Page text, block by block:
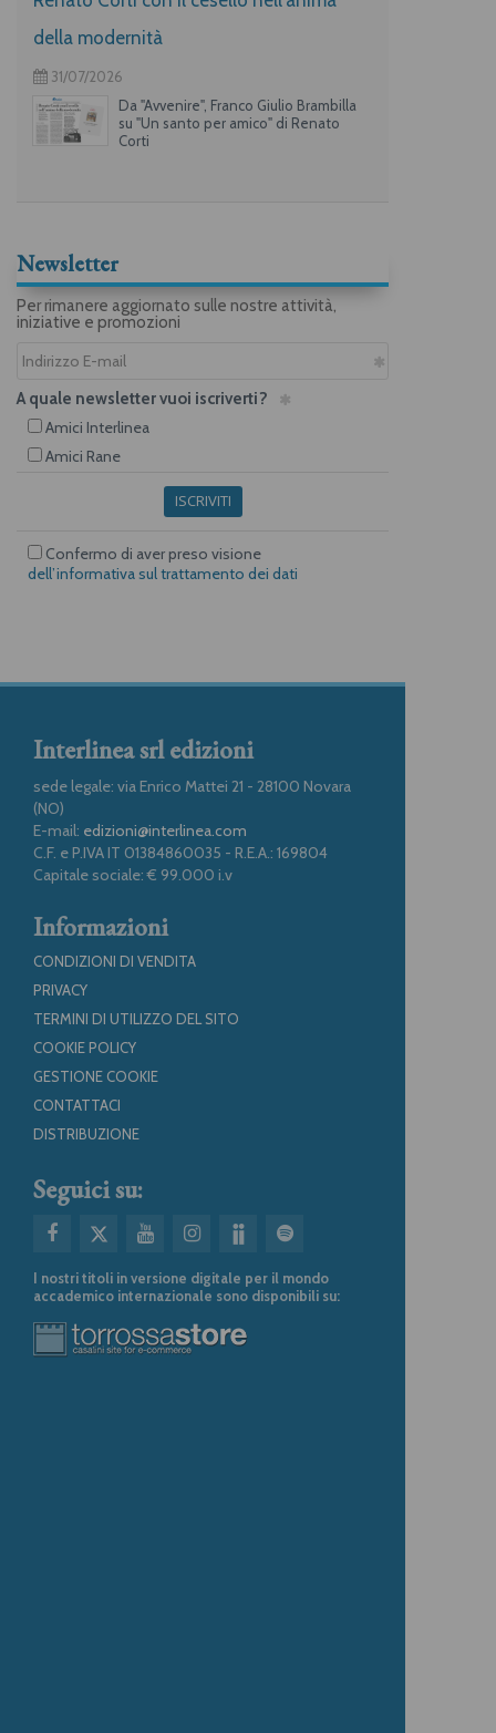
della modernità
31/07/2026
Da "Avvenire", Franco Giulio Brambilla
su "Un santo per amico" di Renato
Corti
Newsletter
Per rimanere aggiornato sulle nostre attività,
iniziative e promozioni
A quale newsletter vuoi iscriverti?
Amici Interlinea
Amici Rane
ISCRIVITI
Confermo di aver preso visione
dell’informativa sul trattamento dei dati
Interlinea srl edizioni
sede legale: via Enrico Mattei 21 - 28100 Novara
(NO)
E-mail: edizioni@interlinea.com
C.F. e P.IVA IT 01384860035 - R.E.A.: 169804
Capitale sociale: € 99.000 i.v
Informazioni
CONDIZIONI DI VENDITA
PRIVACY
TERMINI DI UTILIZZO DEL SITO
COOKIE POLICY
GESTIONE COOKIE
CONTATTACI
DISTRIBUZIONE
Seguici su:
I nostri titoli in versione digitale per il mondo
accademico internazionale sono disponibili su: